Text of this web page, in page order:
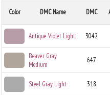
Color DMC Name DMC
Antique Violet Light 3042
Beaver Gray
Medium
647
Steel Gray Light 318